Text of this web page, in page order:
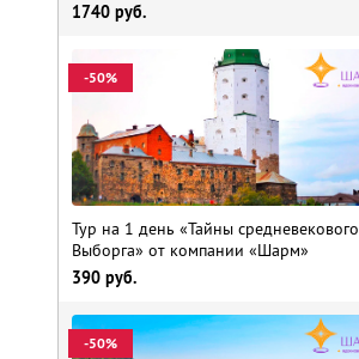
1740 руб.
-50%
Тур на 1 день «Тайны средневекового
Выборга» от компании «Шарм»
390 руб.
-50%